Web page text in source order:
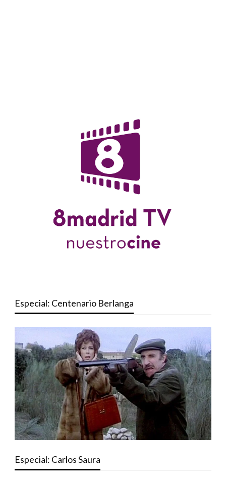
Especial: Centenario Berlanga
Especial: Carlos Saura